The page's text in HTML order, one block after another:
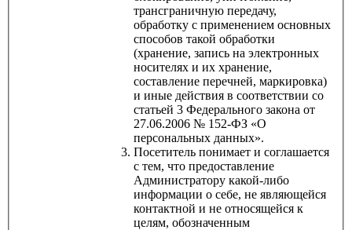
трансграничную передачу,
обработку с применением основных
способов такой обработки
(хранение, запись на электронных
носителях и их хранение,
составление перечней, маркировка)
и иные действия в соответствии со
статьей 3 Федерального закона от
27.06.2006 № 152-ФЗ «О
персональных данных».
Посетитель понимает и соглашается
с тем, что предоставление
Администратору какой-либо
информации о себе, не являющейся
контактной и не относящейся к
целям, обозначенным